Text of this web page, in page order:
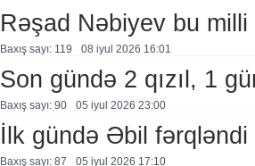
Rəşad Nəbiyev bu
Baxış sayı: 119 08 i̇yul 2026 16:01
Son gündə 2 qızıl, 1
Baxış sayı: 90 05 i̇yul 2026 23:00
İlk gündə Əbil fərqləndi
Baxış sayı: 87 05 i̇yul 2026 17:10